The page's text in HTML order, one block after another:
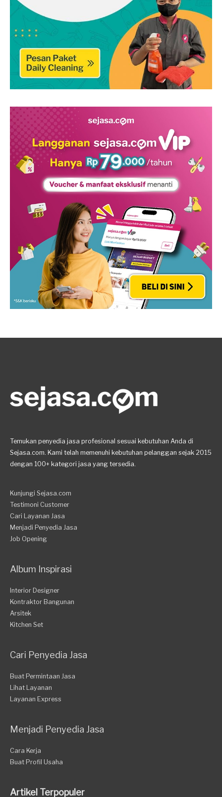
Temukan penyedia jasa profesional sesuai kebutuhan Anda di
Sejasa.com. Kami telah memenuhi kebutuhan pelanggan sejak 2015
dengan 100+ kategori jasa yang tersedia.
Kunjungi Sejasa.com
Testimoni Customer
Cari Layanan Jasa
Menjadi Penyedia Jasa
Job Opening
Album Inspirasi
Interior Designer
Kontraktor Bangunan
Arsitek
Kitchen Set
Cari Penyedia Jasa
Buat Permintaan Jasa
Lihat Layanan
Layanan Express
Menjadi Penyedia Jasa
Cara Kerja
Buat Profil Usaha
Artikel Terpopuler